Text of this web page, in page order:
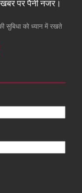
खबर पर पैनी नजर।
सुबिधा को ध्यान में रखते